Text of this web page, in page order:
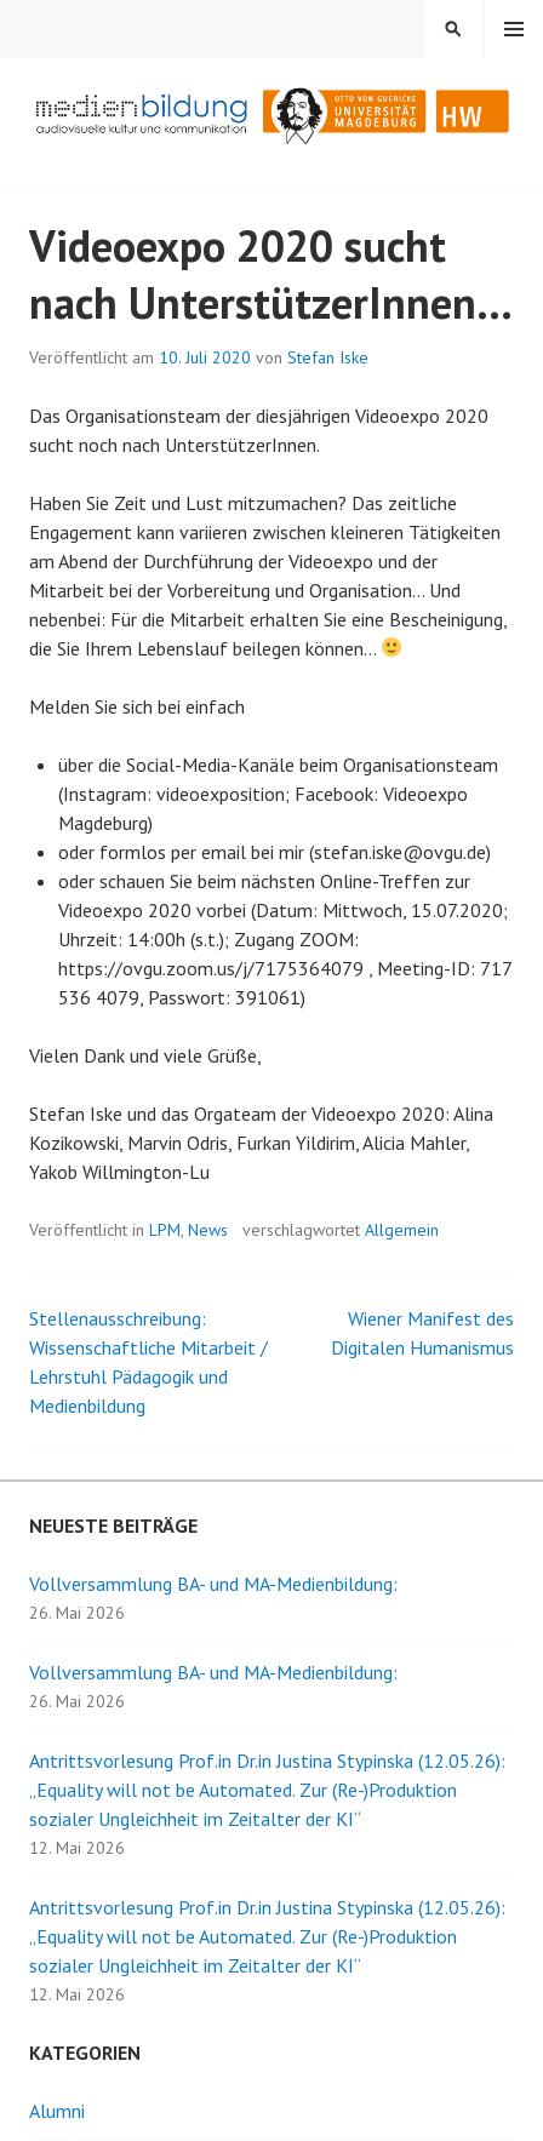
Audiovisuelle Kultur und Kommunikation
MENÜ
SUCHEN
Videoexpo 2020 sucht
nach UnterstützerInnen…
Veröffentlicht am 10. Juli 2020 von Stefan Iske
Das Organisationsteam der diesjährigen Videoexpo 2020
sucht noch nach UnterstützerInnen.
Haben Sie Zeit und Lust mitzumachen? Das zeitliche
Engagement kann variieren zwischen kleineren Tätigkeiten
am Abend der Durchführung der Videoexpo und der
Mitarbeit bei der Vorbereitung und Organisation… Und
nebenbei: Für die Mitarbeit erhalten Sie eine Bescheinigung,
die Sie Ihrem Lebenslauf beilegen können…
Melden Sie sich bei einfach
über die Social-Media-Kanäle beim Organisationsteam
(Instagram: videoexposition; Facebook: Videoexpo
Magdeburg)
oder formlos per email bei mir (stefan.iske@ovgu.de)
oder schauen Sie beim nächsten Online-Treffen zur
Videoexpo 2020 vorbei (Datum: Mittwoch, 15.07.2020;
Uhrzeit: 14:00h (s.t.); Zugang ZOOM:
https://ovgu.zoom.us/j/7175364079 , Meeting-ID: 717
536 4079, Passwort: 391061)
Vielen Dank und viele Grüße,
Stefan Iske und das Orgateam der Videoexpo 2020: Alina
Kozikowski, Marvin Odris, Furkan Yildirim, Alicia Mahler,
Yakob Willmington-Lu
Veröffentlicht in LPM, News verschlagwortet Allgemein
Beitrags-
Navigation
Stellenausschreibung:
Wissenschaftliche Mitarbeit /
Lehrstuhl Pädagogik und
Medienbildung
Wiener Manifest des
Digitalen Humanismus
NEUESTE BEITRÄGE
Vollversammlung BA- und MA-Medienbildung:
26. Mai 2026
Vollversammlung BA- und MA-Medienbildung:
26. Mai 2026
Antrittsvorlesung Prof.in Dr.in Justina Stypinska (12.05.26):
„Equality will not be Automated. Zur (Re-)Produktion
sozialer Ungleichheit im Zeitalter der KI“
12. Mai 2026
Antrittsvorlesung Prof.in Dr.in Justina Stypinska (12.05.26):
„Equality will not be Automated. Zur (Re-)Produktion
sozialer Ungleichheit im Zeitalter der KI“
12. Mai 2026
KATEGORIEN
Alumni